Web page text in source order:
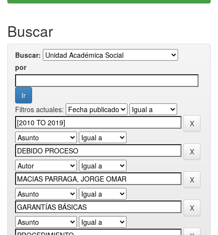
Buscar
Buscar:
por
Filtros actuales: